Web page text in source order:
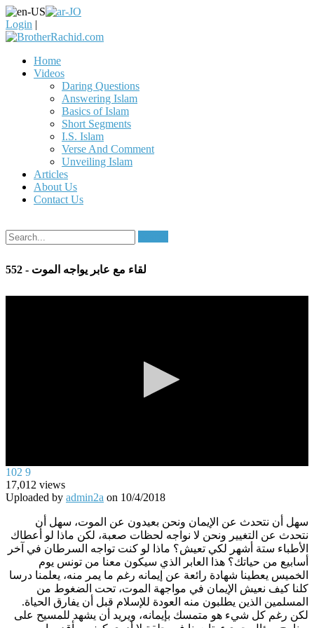
Login |
Home
Videos
Daring Questions
Answering Islam
Basics of Islam
Short Segments
I.S. Islam
Verse And Comment
Unveiling Islam
Articles
About Us
Contact Us
552 - لقاء مع عابر يواجه الموت
0
seconds
of
0
seconds
102 9
17,012 views
Uploaded by admin2a on 10/4/2018
سهل أن نتحدث عن الإيمان ونحن بعيدون عن الموت، سهل أن
نتحدث عن التغيير ونحن لا نواجه لحظات صعبة، لكن ماذا لو أعطاك
الأطباء ستة أشهر لكي تعيش؟ ماذا لو كنت تواجه السرطان في آخر
أسابيع من حياتك؟ هذا العابر الذي سيكون معنا من تونس يوم
الخميس يعطينا شهادة رائعة عن إيمانه رغم ما يمر منه، يعلمنا درسا
كلنا كيف نعيش الإيمان في مواجهة الموت، تحت الضغوط من
المسلمين الذين يطلبون منه العودة للإسلام قبل أن يفارق الحياة.
لكن رغم كل شيء هو متمسك بإيمانه، ويريد أن يشهد للمسيح على